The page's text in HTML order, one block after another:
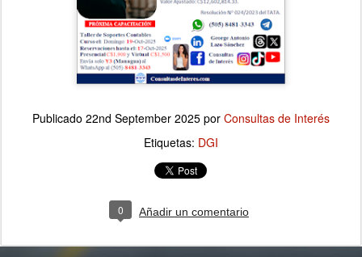
Publicado 22nd September 2025 por Consultas de Interés
Etiquetas: DGI
0 Añadir un comentario